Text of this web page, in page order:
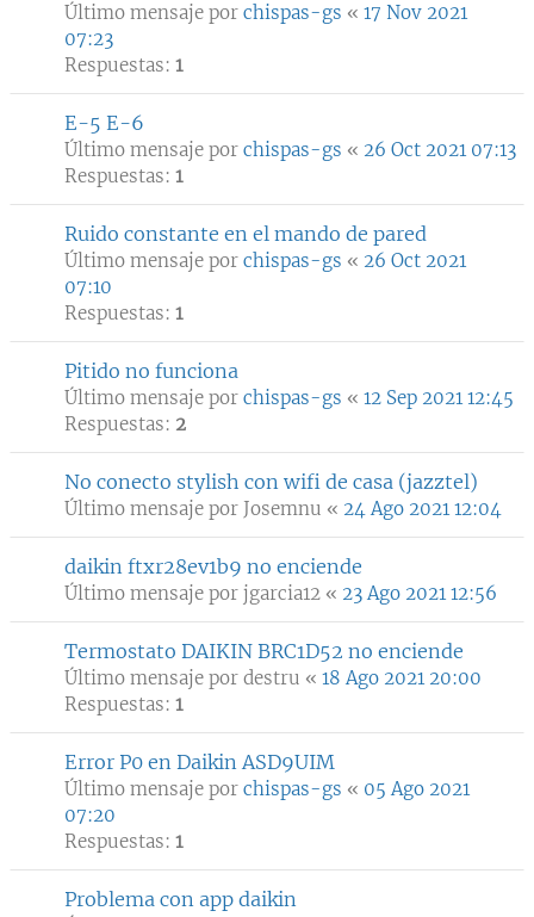
Último mensaje por chispas-gs « 17 Nov 2021
07:23
Respuestas: 1
E-5 E-6
Último mensaje por chispas-gs « 26 Oct 2021 07:13
Respuestas: 1
Ruido constante en el mando de pared
Último mensaje por chispas-gs « 26 Oct 2021
07:10
Respuestas: 1
Pitido no funciona
Último mensaje por chispas-gs « 12 Sep 2021 12:45
Respuestas: 2
No conecto stylish con wifi de casa (jazztel)
Último mensaje por Josemnu « 24 Ago 2021 12:04
daikin ftxr28ev1b9 no enciende
Último mensaje por jgarcia12 « 23 Ago 2021 12:56
Termostato DAIKIN BRC1D52 no enciende
Último mensaje por destru « 18 Ago 2021 20:00
Respuestas: 1
Error P0 en Daikin ASD9UIM
Último mensaje por chispas-gs « 05 Ago 2021
07:20
Respuestas: 1
Problema con app daikin